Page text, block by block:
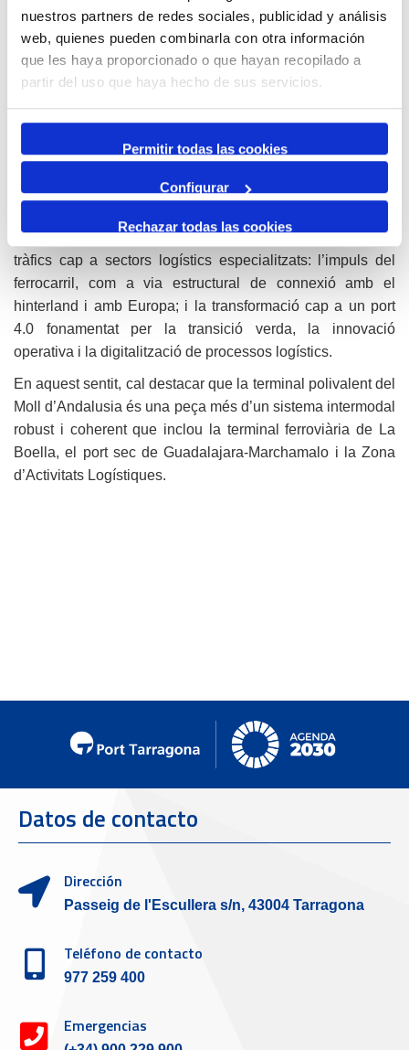
nuestros partners de redes sociales, publicidad y análisis
web, quienes pueden combinarla con otra información
que les haya proporcionado o que hayan recopilado a
partir del uso que haya hecho de sus servicios.
Permitir todas las cookies
Configurar
Rechazar todas las cookies
solvència tècnica, experiència internacional i capacitat
d’inversió.
Hub logístic intermodal, competitiu i sostenible
terminal és la primera de les palanques que l’Autoritat
Portuària de Tarragona activa per a transformar el seu
model logístic i refermar-se com a hub logístic intermodal
competitiu, diversificat i sostenible. El model portuari que
terminal, es basa en tres grans eixos: la diversificació de
tràfics cap a sectors logístics especialitzats: l’impuls del
ferrocarril, com a via estructural de connexió amb el
hinterland i amb Europa; i la transformació cap a un port
4.0 fonamentat per la transició verda, la innovació
operativa i la digitalització de processos logístics.
En aquest sentit, cal destacar que la terminal polivalent del
Moll d’Andalusia és una peça més d’un sistema intermodal
robust i coherent que inclou la terminal ferroviària de La
Boella, el port sec de Guadalajara-Marchamalo i la Zona
d’Activitats Logístiques.
Datos de contacto
Dirección
Passeig de l'Escullera s/n, 43004 Tarragona
Teléfono de contacto
977 259 400
Emergencias